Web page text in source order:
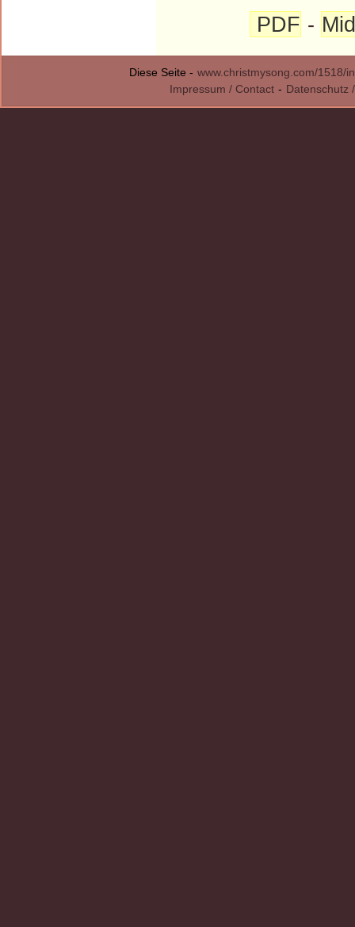
PDF -
Diese Seite - www.christmysong.com/1518/
Impressum / Contact - Datenschutz